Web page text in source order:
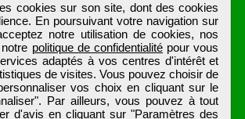
cookies sur son site, dont des cookies
En poursuivant votre navigation sur
notre utilisation de cookies, nos
politique de confidentialité pour vous
adaptés à vos centres d'intérêt et
de visites. Vous pouvez choisir de
vos choix en cliquant sur le
Par ailleurs, vous pouvez à tout
d'avis en cliquant sur "Paramètres des